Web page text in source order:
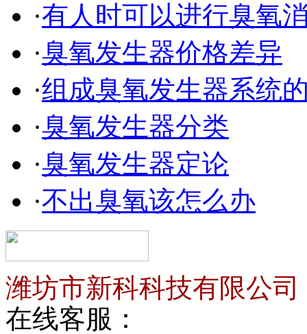
·有人时可以进行臭氧
·臭氧发生器价格差异
·组成臭氧发生器系统
·臭氧发生器分类
·臭氧发生器定论
·不出臭氧该怎么办
潍坊市新科科技有限公司
在线客服：